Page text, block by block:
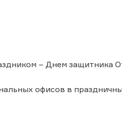
– Днем защитника
офисов в